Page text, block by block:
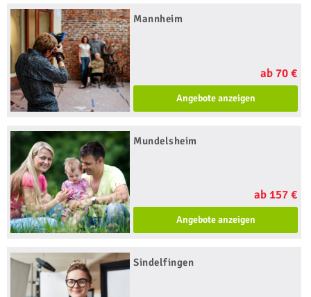
Mannheim
ab 70 €
Angebote anzeigen
Mundelsheim
ab 157 €
Angebote anzeigen
Sindelfingen